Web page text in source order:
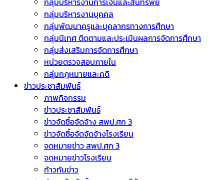
กลุ่มบริหารงานบุคคล
กลุ่มพัฒนาครูและบุคลากรทางการศึกษา
กลุ่มนิเทศ ติดตามและประเมินผลการจัดการศึกษา
กลุ่มส่งเสริมการจัดการศึกษา
หน่วยตรวจสอบภายใน
กลุ่มกฎหมายและคดี
ข่าวประชาสัมพันธ์
ภาพกิจกรรม
ข่าวประชาสัมพันธ์
ข่าวจัดชื้อจัดจ้าง สพป.ศก 3
ข่าวจัดซื้อจัดจัดจ้างโรงเรียน
จดหมายข่าว สพป.ศก 3
จดหมายข่าวโรงเรียน
ก้าวทันข่าว